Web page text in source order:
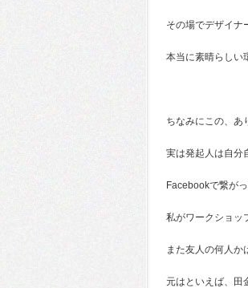
その場でデザイナ
本当に素晴らしい
ちなみにこの、あ
実は発起人は自分
Facebookで繋が
私がワークショッ
また友人の何人か
元はといえば、田